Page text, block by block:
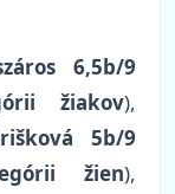
6,5b/9
žiakov),
5b/9
žien),